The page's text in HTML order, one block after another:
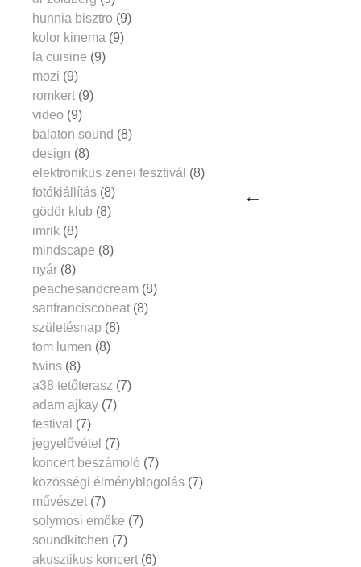
hunnia bisztro (9)
kolor kinema (9)
la cuisine (9)
mozi (9)
romkert (9)
video (9)
balaton sound (8)
design (8)
elektronikus zenei fesztivál (8)
fotókiállítás (8)
gödör klub (8)
imrik (8)
mindscape (8)
nyár (8)
peachesandcream (8)
sanfranciscobeat (8)
születésnap (8)
tom lumen (8)
twins (8)
a38 tetőterasz (7)
adam ajkay (7)
festival (7)
jegyelővétel (7)
koncert beszámoló (7)
közösségi élményblogolás (7)
művészet (7)
solymosi emőke (7)
soundkitchen (7)
akusztikus koncert (6)